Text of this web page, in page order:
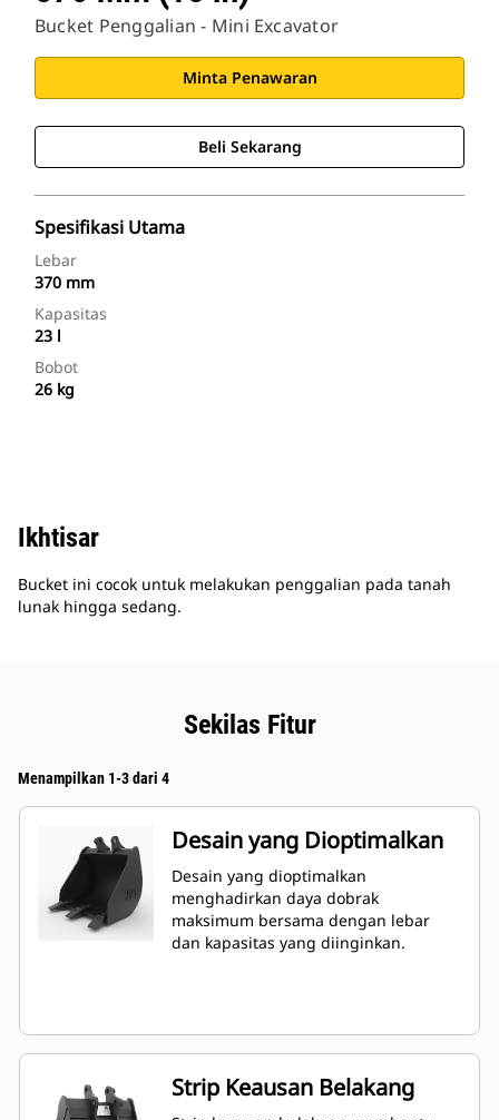
Bucket Penggalian - Mini Excavator
Minta Penawaran
Beli Sekarang
Spesifikasi Utama
Lebar
370 mm
Kapasitas
23 l
Bobot
26 kg
Ikhtisar
Bucket ini cocok untuk melakukan penggalian pada tanah
lunak hingga sedang.
Sekilas Fitur
Menampilkan 1-3 dari 4
Desain yang Dioptimalkan
Desain yang dioptimalkan
menghadirkan daya dobrak
maksimum bersama dengan lebar
dan kapasitas yang diinginkan.
Strip Keausan Belakang